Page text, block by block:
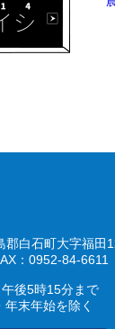
白石町大字福田
：0952-84-6611
後5時15分まで
末年始を除く